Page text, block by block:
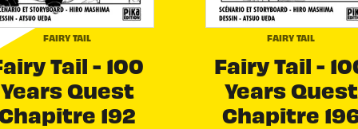
FAIRY TAIL
Tail - 100
Years Quest
192
FAIRY TAIL
Fairy Tail -
Years Quest
Chapitre